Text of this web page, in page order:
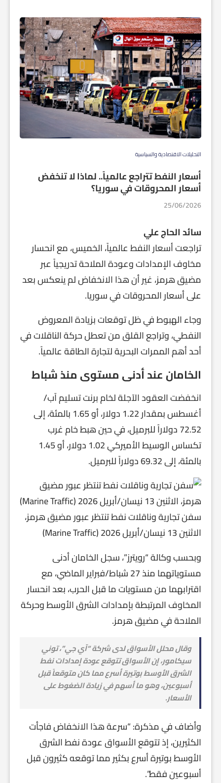
التحليلات الاقتصادية والسياسية
أسعار النفط تتراجع عالمياً.. لماذا لا تنخفض
أسعار المحروقات في سوريا؟
25/06/2026
سائد الحاج علي
تراجعت أسعار النفط عالمياً، الخميس، مع انحسار
مخاوف الإمدادات وعودة الملاحة تدريجياً عبر
مضيق هرمز، غير أن هذا الانخفاض لم ينعكس بعد
على أسعار المحروقات في سوريا.
وجاء الهبوط في ظل توقعات بزيادة المعروض
النفطي، وتراجع القلق من تعطل حركة الناقلات في
أحد أهم الممرات البحرية لتجارة الطاقة عالمياً.
الخامان عند أدنى مستوى منذ شباط
انخفضت العقود الآجلة لخام برنت تسليم آب/
أغسطس بمقدار 1.22 دولار، أو 1.65 بالمئة، إلى
72.52 دولاراً للبرميل، في حين هبط خام غرب
تكساس الوسيط الأميركي 1.02 دولار، أو 1.45
بالمئة، إلى 69.32 دولاراً للبرميل.
سفن تجارية وناقلات نفط تنتظر عبور مضيق هرمز،
الاثنين 13 نيسان/أبريل 2026 (Marine Traffic)
وبحسب وكالة “رويترز”، سجل الخامان أدنى
مستوياتهما منذ 27 شباط/فبراير الماضي، مع
اقترابهما من مستويات ما قبل الحرب، بعد انحسار
المخاوف المرتبطة بإمدادات الشرق الأوسط وحركة
الملاحة في مضيق هرمز.
وقال محلل الأسواق لدى شركة “آي جي”، توني
سيكامور، إن الأسواق تتوقع عودة إمدادات نفط
الشرق الأوسط بوتيرة أسرع مما كان متوقعاً قبل
أسبوعين، وهو ما أسهم في زيادة الضغوط على
الأسعار.
وأضاف في مذكرة: “سرعة هذا الانخفاض فاجأت
الكثيرين، إذ تتوقع الأسواق عودة نفط الشرق
الأوسط بوتيرة أسرع بكثير مما توقعه كثيرون قبل
أسبوعين فقط”.